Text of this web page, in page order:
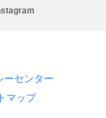
ーセンター
マップ